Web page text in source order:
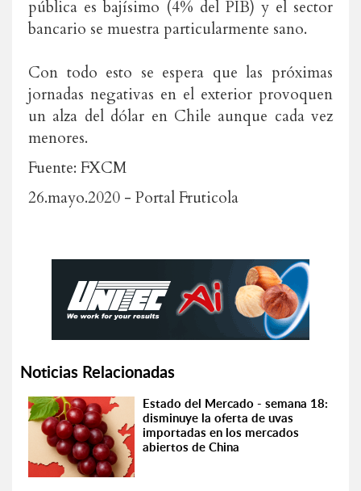
pública es bajísimo (4% del PIB) y el sector
bancario se muestra particularmente sano.
Con todo esto se espera que las próximas
jornadas negativas en el exterior provoquen
un alza del dólar en Chile aunque cada vez
menores.
Fuente: FXCM
26.mayo.2020 - Portal Fruticola
Noticias Relacionadas
Estado del Mercado - semana 18:
disminuye la oferta de uvas
importadas en los mercados
abiertos de China